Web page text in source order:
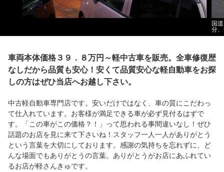
国
分
車両本体価格３９．８万円～軽中古車を販売。全車修復歴
なしだから品質も安心！安くて品質安心な軽自動車をお探
しの方はぜひ当店へお越し下さい。
中古軽自動車専門店です。安いだけではなく、車の質にこだわっ
て仕入れています。お客様が満足できる車が必ず見付るはずで
す。「この車がこの価格？！」って思われる事間違いなし！ぜひ
話題のお店を見に来て下さいね！スタッフ一人一人がありがとう
という言葉を大切にしております。感謝の気持ちを忘れずに、ど
んな場面でもありがとうの言葉。ありがとうがお店にあふれてい
るお店が軽さんきゅです。